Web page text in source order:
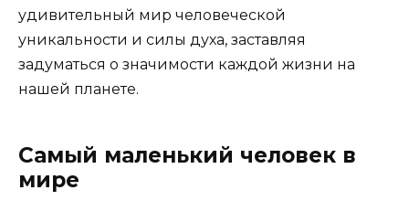
удивительный мир человеческой
уникальности и силы духа, заставляя
задуматься о значимости каждой жизни на
нашей планете.
Самый маленький человек в
мире